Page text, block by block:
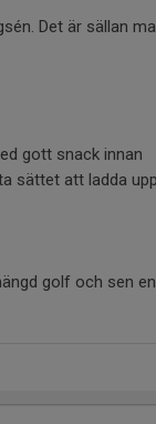
Det är sällan
gott snack innan
sättet att ladda upp.
golf och sen